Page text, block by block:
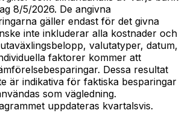
8/5/2026. De angivna
gäller endast för det givna
inte inkluderar alla kostnader och
valutatyper, datum,
faktorer kommer att
Dessa resultat
är indikativa för faktiska besparingar
som vägledning.
uppdateras kvartalsvis.